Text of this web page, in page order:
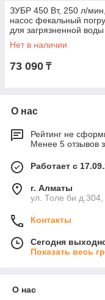
ЗУБР 450 Вт, 250 л/мин,
насос фекальный
для загрязненной воды
НПФ-450
Нет в наличии
73 090 ₸
О нас
Рейтинг не
Менее 5 отзывов
Работает с
г. Алматы
ул. Толе би
Контакты
Сегодня
Показать весь
О нас